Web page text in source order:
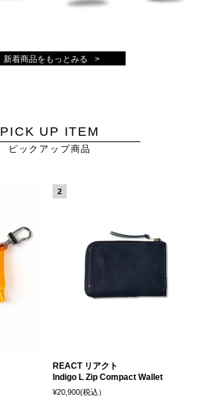
新着商品をもっとみる
PICK UP ITEM
ピックアップ商品
REACT リアクト
Indigo L Zip Compact Wallet
¥20,900(税込）